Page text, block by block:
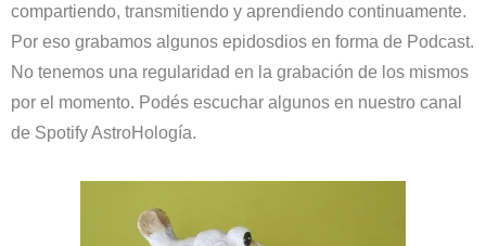
compartiendo, transmitiendo y aprendiendo continuamente.
Por eso grabamos algunos epidosdios en forma de Podcast.
No tenemos una regularidad en la grabación de los mismos
por el momento. Podés escuchar algunos en nuestro canal
de Spotify AstroHología.